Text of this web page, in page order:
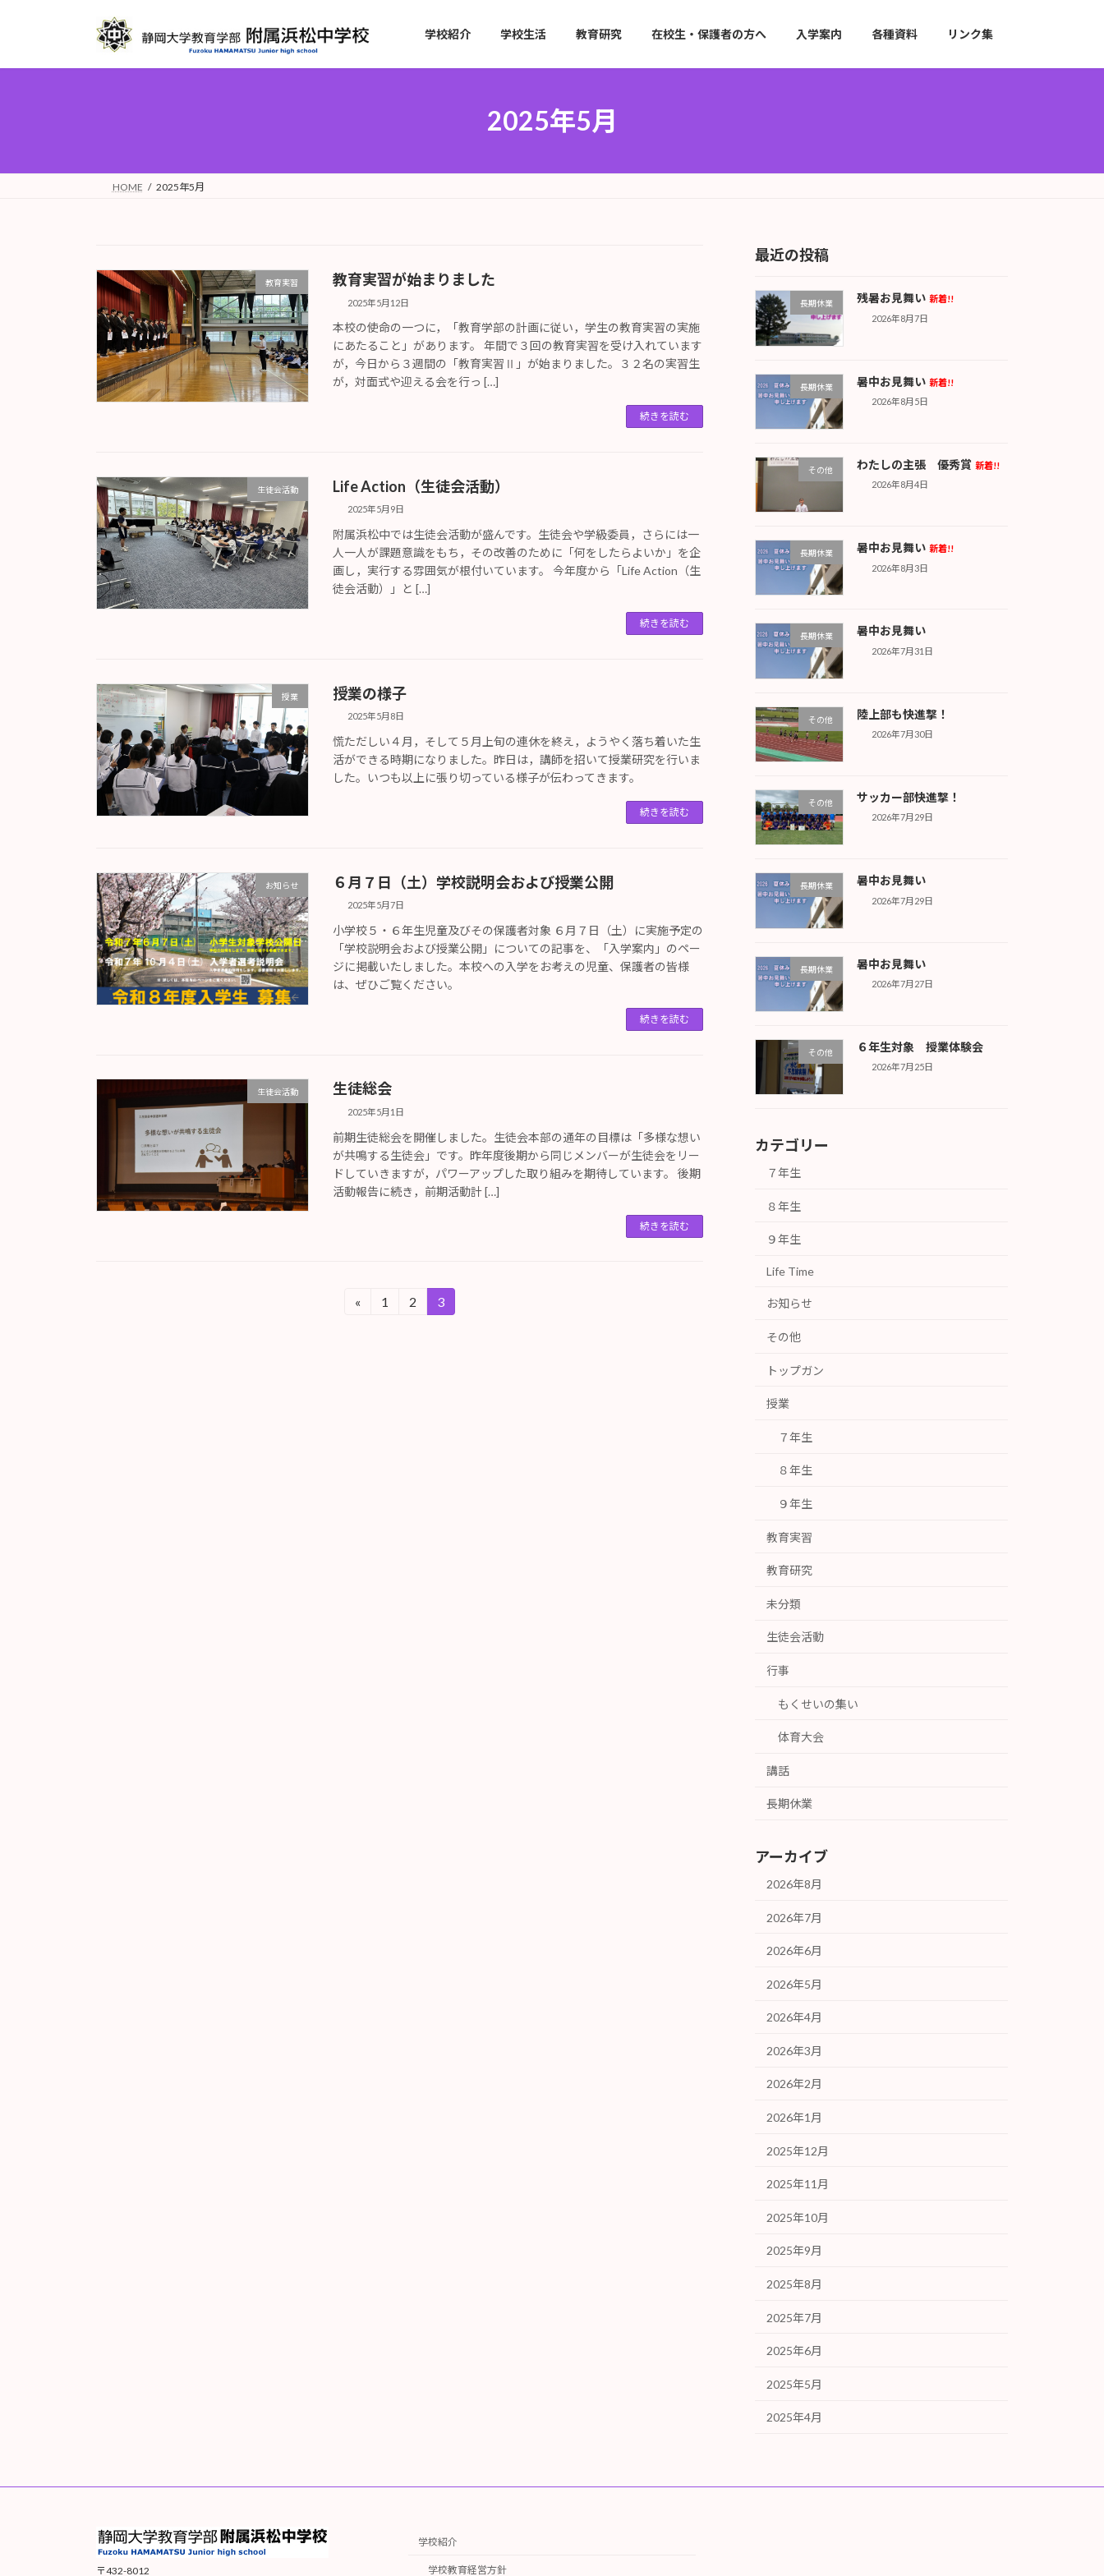
ン
ー
学校紹介 学校生活 教育研究 在校生・保護者の方へ 入学案内 各種資料 リンク集
2025年5月
HOME 2025年5月
教育実習 教育実習が始まりました
2025年5月12日
本校の使命の一つに，「教育学部の計画に従い，学生の教育実習の実施
にあたること」があります。 年間で３回の教育実習を受け入れています
が，今日から３週間の「教育実習Ⅱ」が始まりました。３２名の実習生
が，対面式や迎える会を行っ […]
続きを読む
生徒会活動 Life Action（生徒会活動）
2025年5月9日
附属浜松中では生徒会活動が盛んです。生徒会や学級委員，さらには一
人一人が課題意識をもち，その改善のために「何をしたらよいか」を企
画し，実行する雰囲気が根付いています。 今年度から「Life Action（生
徒会活動）」と […]
続きを読む
授業 授業の様子
2025年5月8日
慌ただしい４月，そして５月上旬の連休を終え，ようやく落ち着いた生
活ができる時期になりました。昨日は，講師を招いて授業研究を行いま
した。いつも以上に張り切っている様子が伝わってきます。
続きを読む
お知らせ ６月７日（土）学校説明会および授業公開
2025年5月7日
小学校５・６年生児童及びその保護者対象 ６月７日（土）に実施予定の
「学校説明会および授業公開」についての記事を、「入学案内」のペー
ジに掲載いたしました。本校への入学をお考えの児童、保護者の皆様
は、ぜひご覧ください。
続きを読む
生徒会活動 生徒総会
2025年5月1日
前期生徒総会を開催しました。生徒会本部の通年の目標は「多様な想い
が共鳴する生徒会」です。昨年度後期から同じメンバーが生徒会をリー
ドしていきますが，パワーアップした取り組みを期待しています。 後期
活動報告に続き，前期活動計 […]
続きを読む
«
固
1
固
2
固
3
最近の投稿
長期休業 残暑お見舞い 新着!!
2026年8月7日
長期休業 暑中お見舞い 新着!!
2026年8月5日
その他 わたしの主張 優秀賞 新着!!
2026年8月4日
長期休業 暑中お見舞い 新着!!
2026年8月3日
長期休業 暑中お見舞い
2026年7月31日
その他 陸上部も快進撃！
2026年7月30日
その他 サッカー部快進撃！
2026年7月29日
長期休業 暑中お見舞い
2026年7月29日
長期休業 暑中お見舞い
2026年7月27日
その他 ６年生対象 授業体験会
2026年7月25日
カテゴリー
７年生
８年生
９年生
Life Time
お知らせ
その他
トップガン
授業
７年生
８年生
９年生
教育実習
教育研究
未分類
生徒会活動
行事
もくせいの集い
体育大会
講話
長期休業
アーカイブ
2026年8月
2026年7月
2026年6月
2026年5月
2026年4月
2026年3月
2026年2月
2026年1月
2025年12月
2025年11月
2025年10月
2025年9月
2025年8月
2025年7月
2025年6月
2025年5月
2025年4月
〒432-8012
学校紹介
学校教育経営方針